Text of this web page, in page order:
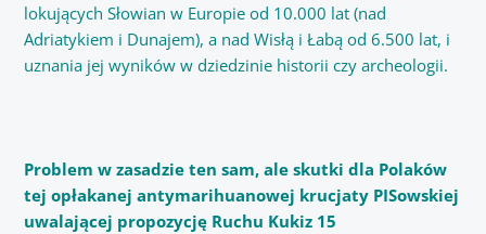
lokujących Słowian w Europie od 10.000 lat (nad
Adriatykiem i Dunajem), a nad Wisłą i Łabą od 6.500 lat, i
uznania jej wyników w dziedzinie historii czy archeologii.
Problem w zasadzie ten sam, ale skutki dla Polaków
tej opłakanej antymarihuanowej krucjaty PISowskiej
uwalającej propozycję Ruchu Kukiz 15